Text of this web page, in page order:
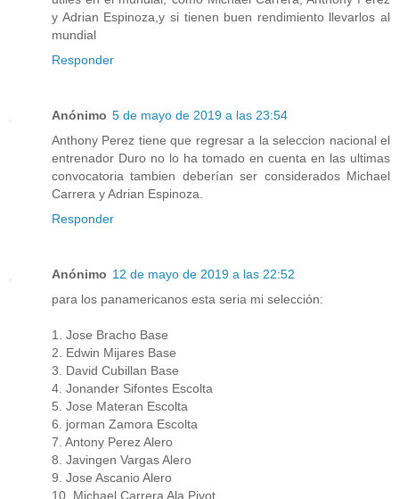
y Adrian Espinoza,y si tienen buen rendimiento llevarlos al
mundial
Responder
Anónimo 5 de mayo de 2019 a las 23:54
Anthony Perez tiene que regresar a la seleccion nacional el
entrenador Duro no lo ha tomado en cuenta en las ultimas
convocatoria tambien deberían ser considerados Michael
Carrera y Adrian Espinoza.
Responder
Anónimo 12 de mayo de 2019 a las 22:52
para los panamericanos esta seria mi selección:
1. Jose Bracho Base
2. Edwin Mijares Base
3. David Cubillan Base
4. Jonander Sifontes Escolta
5. Jose Materan Escolta
6. jorman Zamora Escolta
7. Antony Perez Alero
8. Javingen Vargas Alero
9. Jose Ascanio Alero
10. Michael Carrera Ala Pivot